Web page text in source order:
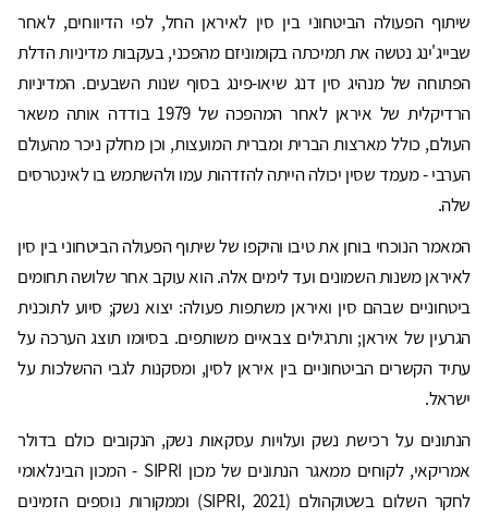
שיתוף הפעולה הביטחוני בין סין לאיראן החל, לפי הדיווחים, לאחר
שבייג'ינג נטשה את תמיכתה בקומוניזם מהפכני, בעקבות מדיניות הדלת
הפתוחה של מנהיג סין דנג שיאו-פינג בסוף שנות השבעים. המדיניות
הרדיקלית של איראן לאחר המהפכה של 1979 בודדה אותה משאר
העולם, כולל מארצות הברית ומברית המועצות, וכן מחלק ניכר מהעולם
הערבי - מעמד שסין יכולה הייתה להזדהות עמו ולהשתמש בו לאינטרסים
שלה.
המאמר הנוכחי בוחן את טיבו והיקפו של שיתוף הפעולה הביטחוני בין סין
לאיראן משנות השמונים ועד לימים אלה. הוא עוקב אחר שלושה תחומים
ביטחוניים שבהם סין ואיראן משתפות פעולה: יצוא נשק; סיוע לתוכנית
הגרעין של איראן; ותרגילים צבאיים משותפים. בסיומו תוצג הערכה על
עתיד הקשרים הביטחוניים בין איראן לסין, ומסקנות לגבי ההשלכות על
ישראל.
הנתונים על רכישת נשק ועלויות עסקאות נשק, הנקובים כולם בדולר
אמריקאי, לקוחים ממאגר הנתונים של מכון SIPRI - המכון הבינלאומי
לחקר השלום בשטוקהולם (SIPRI, 2021) וממקורות נוספים הזמינים